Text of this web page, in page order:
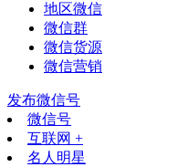
地区微信
微信群
微信货源
微信营销
发布微信号
微信号
互联网 +
名人明星